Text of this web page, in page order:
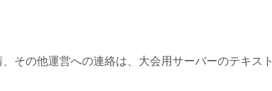
その他運営への連絡は、大会用サーバーのテキスト